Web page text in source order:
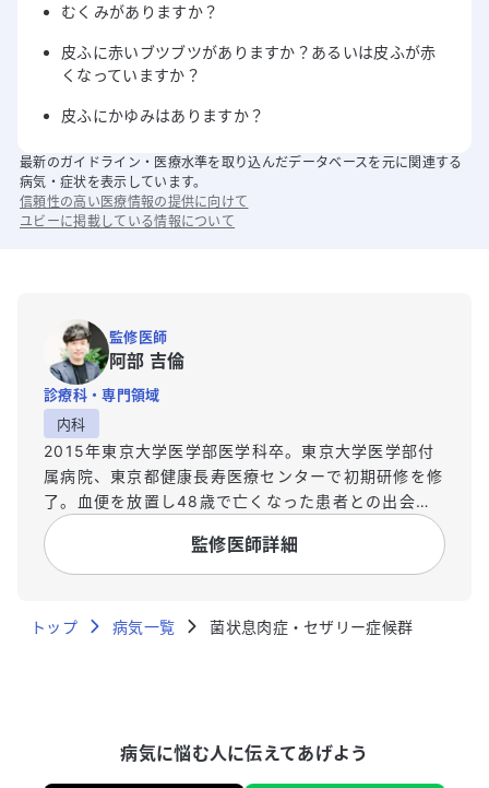
むくみがありますか？
皮ふに赤いブツブツがありますか？あるいは皮ふが赤
くなっていますか？
皮ふにかゆみはありますか？
最新のガイドライン・医療水準を取り込んだデータベースを元に関連する
病気・症状を表示しています。
信頼性の高い医療情報の提供に向けて
ユビーに掲載している情報について
監修医師
阿部 吉倫
診療科・専門領域
内科
2015年東京大学医学部医学科卒。東京大学医学部付
属病院、東京都健康長寿医療センターで初期研修を修
了。血便を放置し48歳で亡くなった患者との出会い
をきっかけにデータサイエンスの世界へ。2017年5月
にUbie株式会社を共同創業。2019年12月より日本救
急医学会救急AI研究活性化特別委員会委員。2020年
部門選出。
監修医師詳細
トップ 病気一覧 菌状息肉症・セザリー症候群
病気に悩む人に伝えてあげよう